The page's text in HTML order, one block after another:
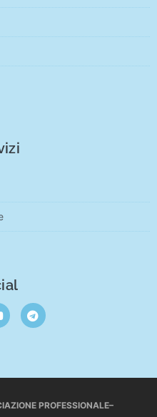
PROFESSIONALE–